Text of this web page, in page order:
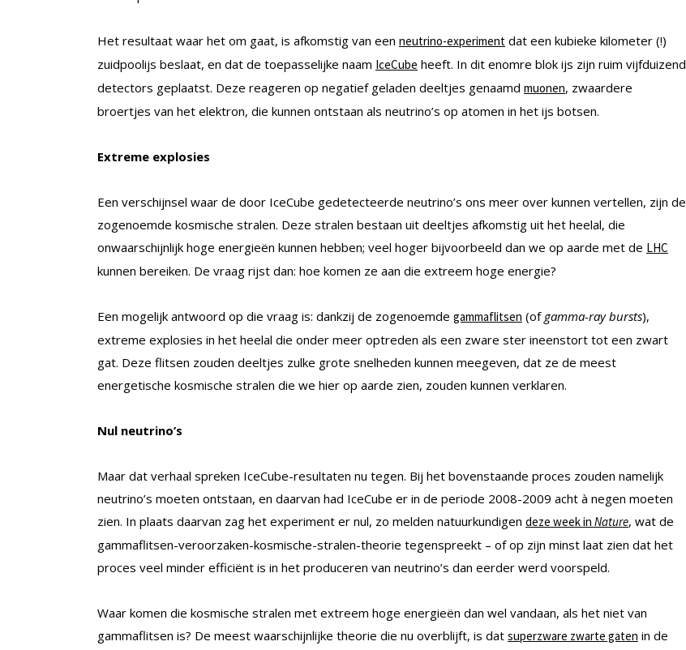
Het resultaat waar het om gaat, is afkomstig van een neutrino-experiment dat een kubieke kilometer (!)
zuidpoolijs beslaat, en dat de toepasselijke naam IceCube heeft. In dit enomre blok ijs zijn ruim vijfduizend
detectors geplaatst. Deze reageren op negatief geladen deeltjes genaamd muonen, zwaardere
broertjes van het elektron, die kunnen ontstaan als neutrino’s op atomen in het ijs botsen.
Extreme explosies
Een verschijnsel waar de door IceCube gedetecteerde neutrino’s ons meer over kunnen vertellen, zijn de
zogenoemde kosmische stralen. Deze stralen bestaan uit deeltjes afkomstig uit het heelal, die
onwaarschijnlijk hoge energieën kunnen hebben; veel hoger bijvoorbeeld dan we op aarde met de LHC
kunnen bereiken. De vraag rijst dan: hoe komen ze aan die extreem hoge energie?
Een mogelijk antwoord op die vraag is: dankzij de zogenoemde gammaflitsen (of gamma-ray bursts),
extreme explosies in het heelal die onder meer optreden als een zware ster ineenstort tot een zwart
gat. Deze flitsen zouden deeltjes zulke grote snelheden kunnen meegeven, dat ze de meest
energetische kosmische stralen die we hier op aarde zien, zouden kunnen verklaren.
Nul neutrino’s
Maar dat verhaal spreken IceCube-resultaten nu tegen. Bij het bovenstaande proces zouden namelijk
neutrino’s moeten ontstaan, en daarvan had IceCube er in de periode 2008-2009 acht à negen moeten
zien. In plaats daarvan zag het experiment er nul, zo melden natuurkundigen deze week in Nature, wat de
gammaflitsen-veroorzaken-kosmische-stralen-theorie tegenspreekt – of op zijn minst laat zien dat het
proces veel minder efficiënt is in het produceren van neutrino’s dan eerder werd voorspeld.
Waar komen die kosmische stralen met extreem hoge energieën dan wel vandaan, als het niet van
gammaflitsen is? De meest waarschijnlijke theorie die nu overblijft, is dat superzware zwarte gaten in de